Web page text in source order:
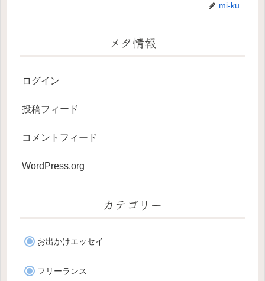
mi-ku
メタ情報
ログイン
投稿フィード
コメントフィード
WordPress.org
カテゴリー
お出かけエッセイ
フリーランス